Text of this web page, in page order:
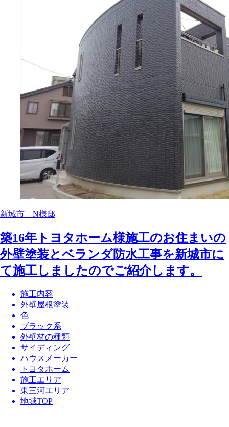
新城市 N様邸
築16年トヨタホーム様施工のお住まいの
外壁塗装とベランダ防水工事を新城市に
て施工しましたのでご紹介します。
施工内容
外壁屋根塗装
色
ブラック系
外壁材の種類
サイディング
ハウスメーカー
トヨタホーム
施工エリア
東三河エリア
地域TOP